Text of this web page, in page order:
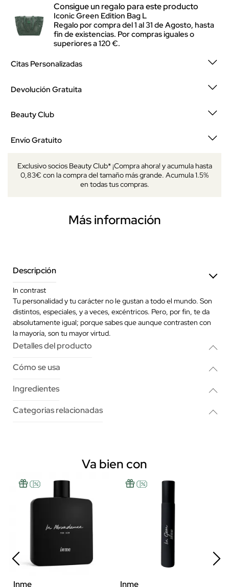
Consigue un regalo para este producto
Iconic Green Edition Bag L
Regalo por compra del 1 al 31 de Agosto, hasta
fin de existencias. Por compras iguales o
superiores a 120 €.
Citas Personalizadas
Devolución Gratuita
Beauty Club
Envío Gratuito
Exclusivo socios Beauty Club* ¡Compra ahora! y acumula hasta
0,83€ con la compra del tamaño más grande. Acumula 1.5%
en todas tus compras.
Más información
Descripción
In contrast
Tu personalidad y tu carácter no le gustan a todo el mundo. Son
distintos, especiales, y a veces, excéntricos. Pero, por fin, te da
absolutamente igual; porque sabes que aunque contrasten con
la mayoría, son tu mayor virtud.
Detalles del producto
Cómo se usa
Ingredientes
Categorias relacionadas
Va bien con
Inme Inme